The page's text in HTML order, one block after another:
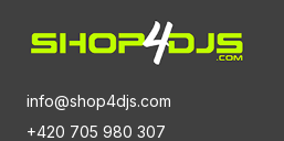
info@shop4djs.com
+420 705 980 307